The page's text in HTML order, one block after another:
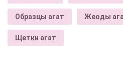
Образцы агат Жеоды
Щетки агат